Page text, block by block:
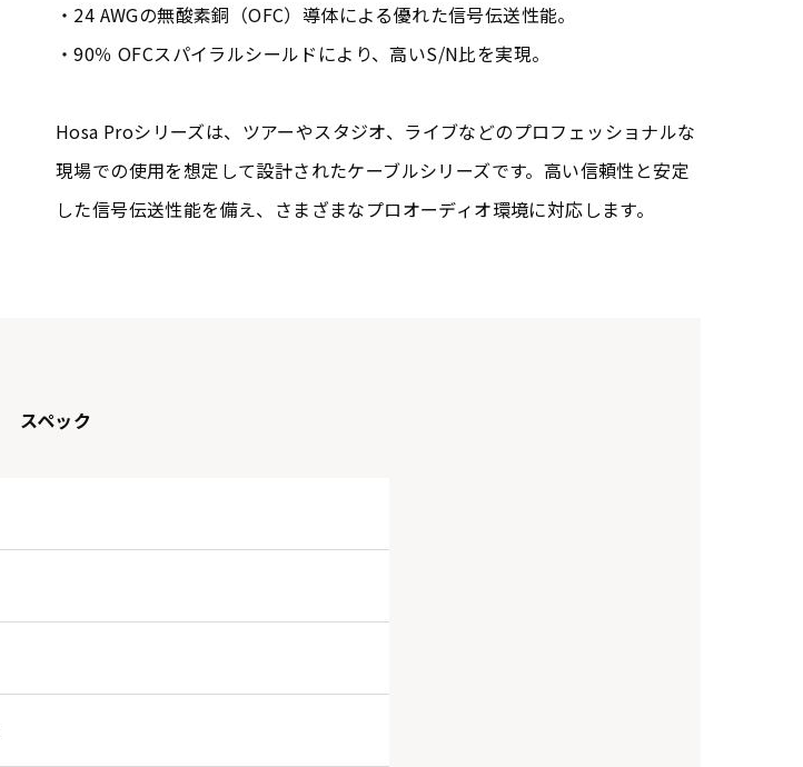
・24 AWGの無酸素銅（OFC）導体による優れた信号伝送性能。
・90％ OFCスパイラルシールドにより、高いS/N比を実現。
Hosa Proシリーズは、ツアーやスタジオ、ライブなどのプロフェッショナルな
現場での使用を想定して設計されたケーブルシリーズです。高い信頼性と安定
した信号伝送性能を備え、さまざまなプロオーディオ環境に対応します。
スペック